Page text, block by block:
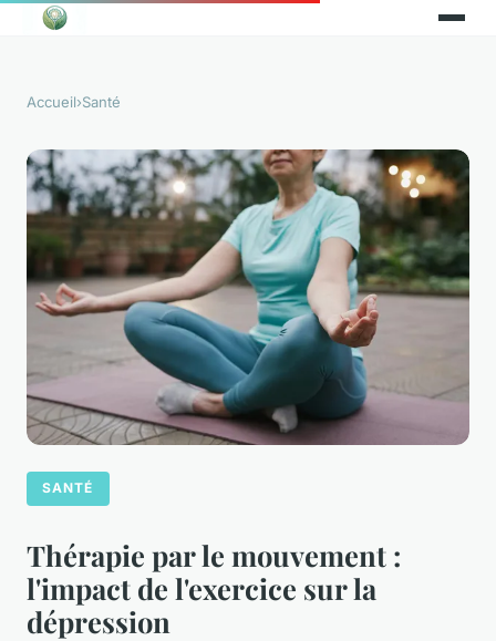
Accueil›Santé
SANTÉ
Thérapie par le mouvement :
l'impact de l'exercice sur la
dépression